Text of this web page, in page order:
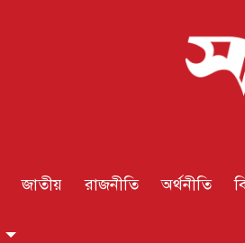
জাতীয় রাজনীতি অর্থনীতি